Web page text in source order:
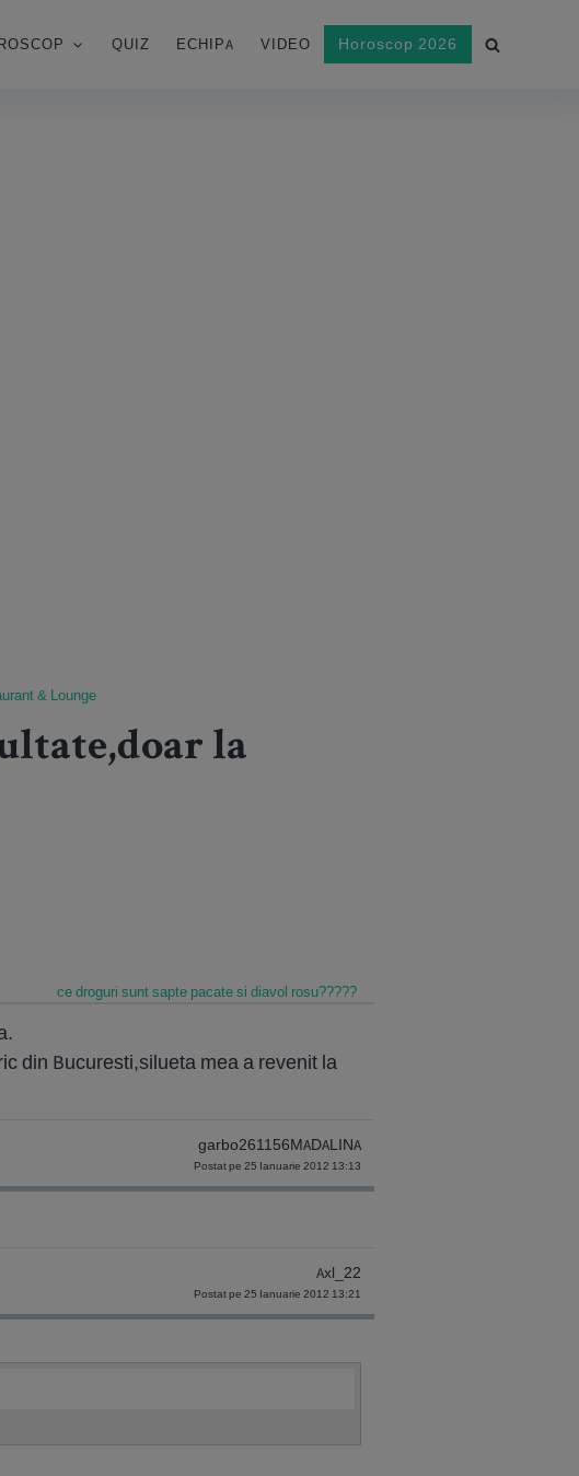
QUIZ ECHIPA VIDEO Horoscop 2026
& Lounge
la
ce droguri sunt sapte pacate si diavol rosu?????
din Bucuresti,silueta mea a revenit la
garbo261156MADALINA
Postat pe 25 Ianuarie 2012 13:13
Axl_22
Postat pe 25 Ianuarie 2012 13:21